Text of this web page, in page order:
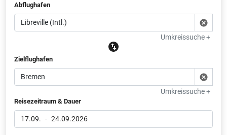
Abflughafen
Umkreissuche +
Zielflughafen
Umkreissuche +
Reisezeitraum & Dauer
17.09. - 24.09.2026